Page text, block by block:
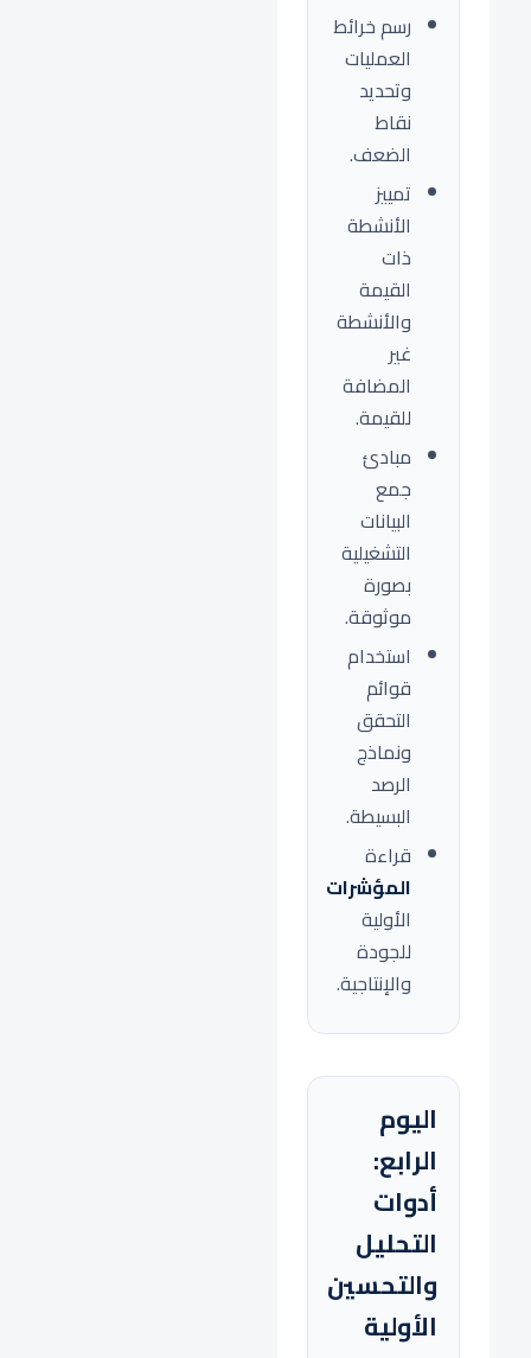
رسم خرائط
العمليات
وتحديد
نقاط
الضعف.
تمييز
الأنشطة
ذات
القيمة
والأنشطة
غير
المضافة
للقيمة.
مبادئ
جمع
البيانات
التشغيلية
بصورة
موثوقة.
استخدام
قوائم
التحقق
ونماذج
الرصد
البسيطة.
قراءة
المؤشرات
الأولية
للجودة
والإنتاجية.
اليوم
الرابع:
أدوات
التحليل
والتحسين
الأولية